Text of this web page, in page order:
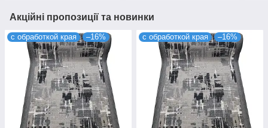
Акційні пропозиції та новинки
с обработкой края –16% с обработкой края –16%